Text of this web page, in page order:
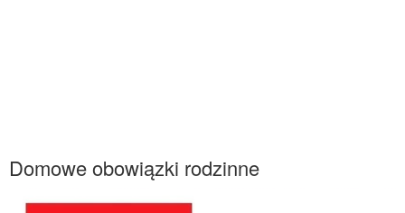
Domowe obowiązki rodzinne